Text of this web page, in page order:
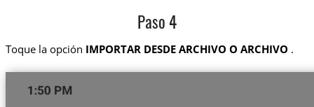
Paso 4
Toque la opción IMPORTAR DESDE ARCHIVO O ARCHIVO .